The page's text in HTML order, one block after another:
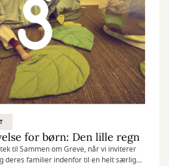
for børn: Den lille regn
til Sammen om Greve, når vi inviterer
deres familier indenfor til en helt særlig